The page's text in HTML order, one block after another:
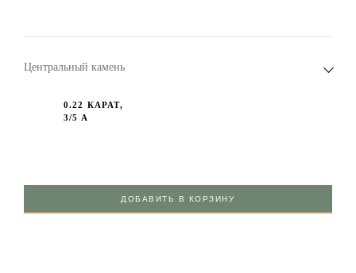
Центральный камень
0.22 КАРАТ,
3/5 А
ДОБАВИТЬ В КОРЗИНУ